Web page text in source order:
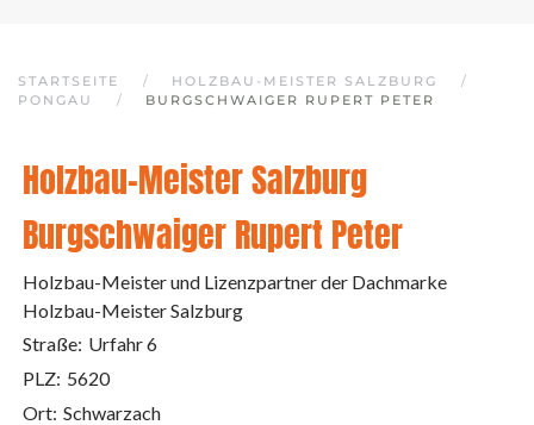
STARTSEITE
HOLZBAU-MEISTER SALZBURG
PONGAU
BURGSCHWAIGER RUPERT PETER
Holzbau-Meister Salzburg
Burgschwaiger Rupert Peter
Holzbau-Meister und Lizenzpartner der Dachmarke
Holzbau-Meister Salzburg
Straße: Urfahr 6
PLZ: 5620
Ort: Schwarzach